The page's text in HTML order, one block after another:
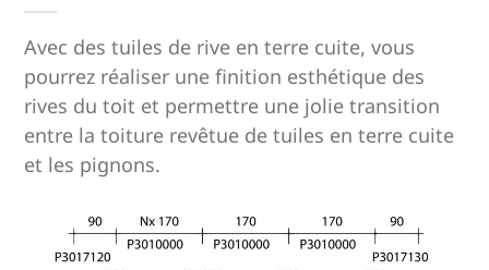
Avec des tuiles de rive en terre cuite, vous
pourrez réaliser une finition esthétique des
rives du toit et permettre une jolie transition
entre la toiture revêtue de tuiles en terre cuite
et les pignons.